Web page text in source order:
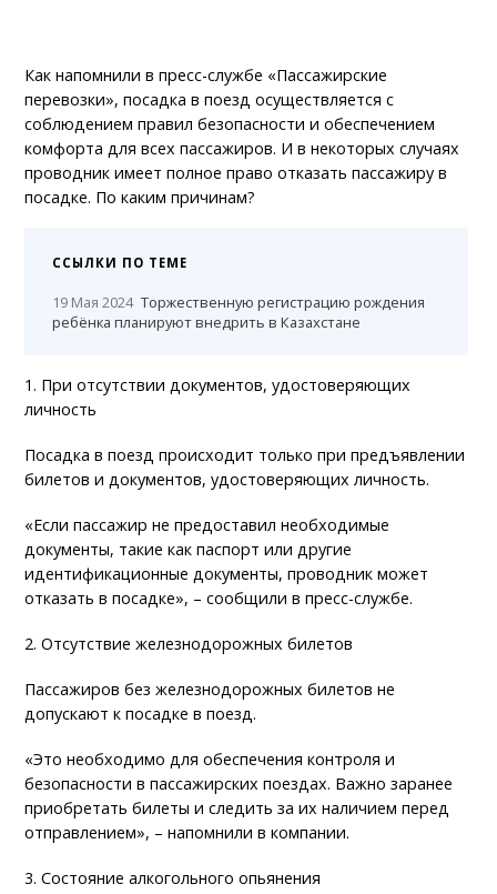
Как напомнили в пресс-службе «Пассажирские
перевозки», посадка в поезд осуществляется с
соблюдением правил безопасности и обеспечением
комфорта для всех пассажиров. И в некоторых случаях
проводник имеет полное право отказать пассажиру в
посадке. По каким причинам?
ССЫЛКИ ПО ТЕМЕ
19 Мая 2024 Торжественную регистрацию рождения
ребёнка планируют внедрить в Казахстане
1. При отсутствии документов, удостоверяющих
личность
Посадка в поезд происходит только при предъявлении
билетов и документов, удостоверяющих личность.
«Если пассажир не предоставил необходимые
документы, такие как паспорт или другие
идентификационные документы, проводник может
отказать в посадке», – сообщили в пресс-службе.
2. Отсутствие железнодорожных билетов
Пассажиров без железнодорожных билетов не
допускают к посадке в поезд.
«Это необходимо для обеспечения контроля и
безопасности в пассажирских поездах. Важно заранее
приобретать билеты и следить за их наличием перед
отправлением», – напомнили в компании.
3. Состояние алкогольного опьянения